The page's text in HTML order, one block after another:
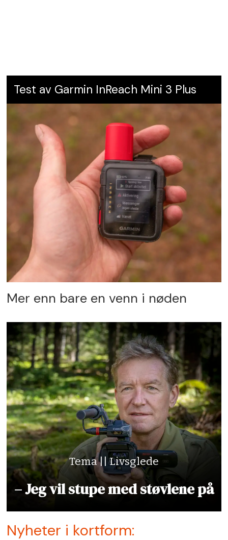
Test av Garmin InReach Mini 3 Plus
Mer enn bare en venn i nøden
Tema || Livsglede
– Jeg vil stupe med støvlene på
Nyheter i kortform: